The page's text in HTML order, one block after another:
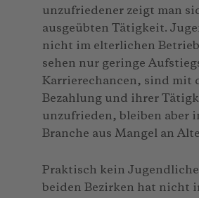
unzufriedener zeigt man
ausgeübten Tätigkeit.
nicht im elterlichen
sehen nur geringe
Karrierechancen, sind mit
Bezahlung und ihrer
unzufrieden, bleiben aber
Branche aus Mangel an
Praktisch kein
beiden Bezirken hat nicht